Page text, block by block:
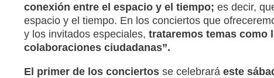
conexión entre el espacio y el tiempo; es decir,
espacio y el tiempo. En los conciertos que
y los invitados especiales, trataremos temas como
colaboraciones ciudadanas”.
El primer de los conciertosse celebrará este